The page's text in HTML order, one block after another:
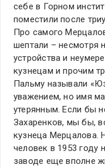
себе в Горном
поместили после
Про самого
шептали – несмотря
устройства и
кузнецам и прочим
Пальму называли
уважением, но имя
утерянным. Если бы
Захаренков, мы бы,
кузнеца Мерцалова.
человек в 1953 году
заводе еще вполне